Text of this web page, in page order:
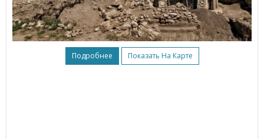
Подробнее Показать На Карте